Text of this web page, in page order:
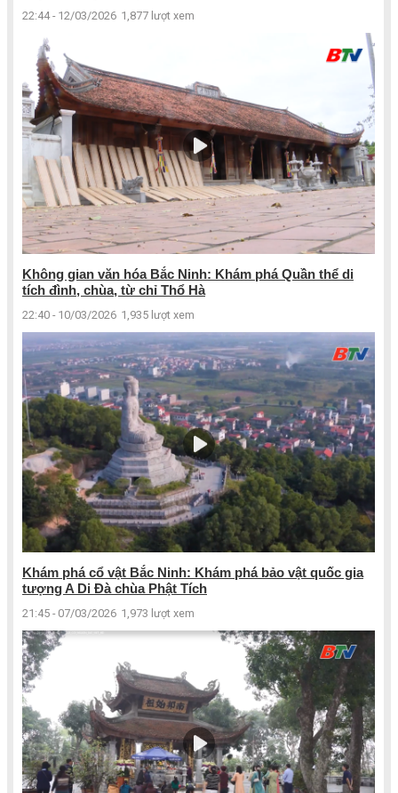
22:44 - 12/03/2026 1,877 lượt xem
Không gian văn hóa Bắc Ninh: Khám phá Quần thể di
tích đình, chùa, từ chỉ Thổ Hà
22:40 - 10/03/2026 1,935 lượt xem
Khám phá cổ vật Bắc Ninh: Khám phá bảo vật quốc gia
tượng A Di Đà chùa Phật Tích
21:45 - 07/03/2026 1,973 lượt xem